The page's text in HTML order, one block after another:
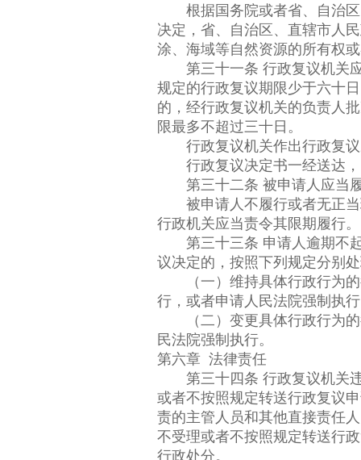
根据国务院或者省、自治区
决定，省、自治区、直辖市人
涂、海域等自然资源的所有权
第三十一条 行政复议机关应
规定的行政复议期限少于六十
的，经行政复议机关的负责人
限最多不超过三十日。
行政复议机关作出行政复议
行政复议决定书一经送达，
第三十二条 被申请人应当
被申请人不履行或者无正当
行政机关应当责令其限期履行。
第三十三条 申请人逾期不起
议决定的，按照下列规定分别
（一）维持具体行政行为的
行，或者申请人民法院强制执
（二）变更具体行政行为的
民法院强制执行。
第六章 法律责任
第三十四条 行政复议机关违
或者不按照规定转送行政复议
责的主管人员和其他直接责任
不受理或者不按照规定转送行
行政处分。